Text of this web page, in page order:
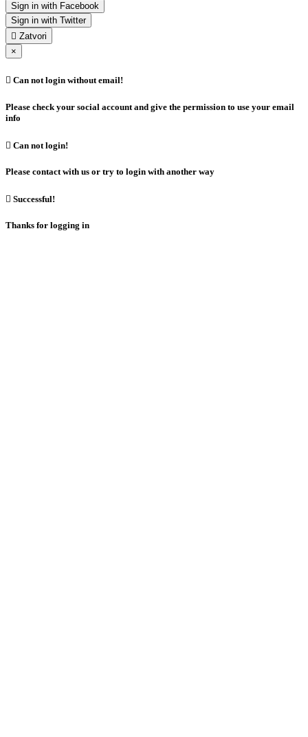
Sign in with Facebook
Sign in with Twitter
 Zatvori
×
 Can not login without email!
Please check your social account and give the permission to use your email
info
 Can not login!
Please contact with us or try to login with another way
 Successful!
Thanks for logging in